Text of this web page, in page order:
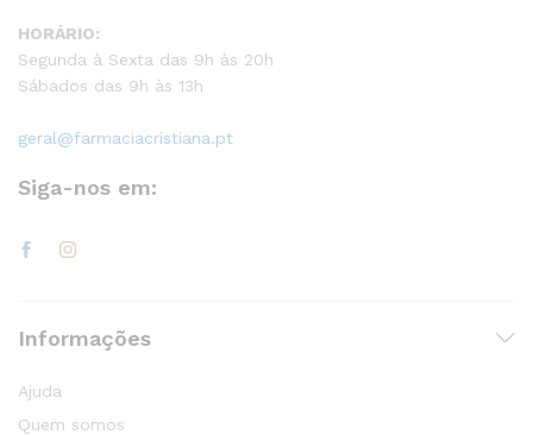
HORÁRIO:
Segunda à Sexta das 9h às 20h
Sábados das 9h às 13h
geral@farmaciacristiana.pt
Siga-nos em:
Informações
Ajuda
Quem somos